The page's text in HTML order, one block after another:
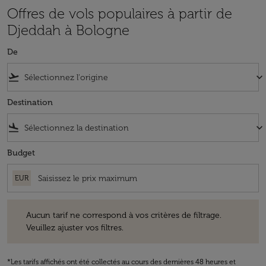
Offres de vols populaires à partir de
Djeddah à Bologne
De
flight_takeoff keyboard_arrow_down
Destination
flight_land keyboard_arrow_down
Budget
EUR
Aucun tarif ne correspond à vos critères de filtrage.
Veuillez ajuster vos filtres.
*Les tarifs affichés ont été collectés au cours des dernières 48 heures et